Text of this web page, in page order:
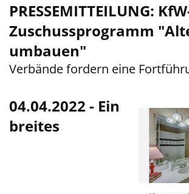
PRESSEMITTEILUNG:
Zuschussprogramm
umbauen"
Verbände fordern eine
04.04.2022 - Ein
breites